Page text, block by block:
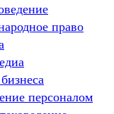
право
персоналом